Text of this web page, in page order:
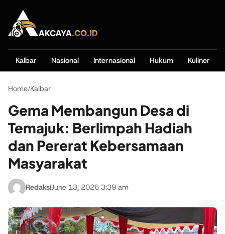
Kalbar Nasional Internasional Hukum Kuliner
Home/Kalbar
Gema Membangun Desa di
Temajuk: Berlimpah Hadiah
dan Pererat Kebersamaan
Masyarakat
RedaksiJune 13, 2026 3:39 am